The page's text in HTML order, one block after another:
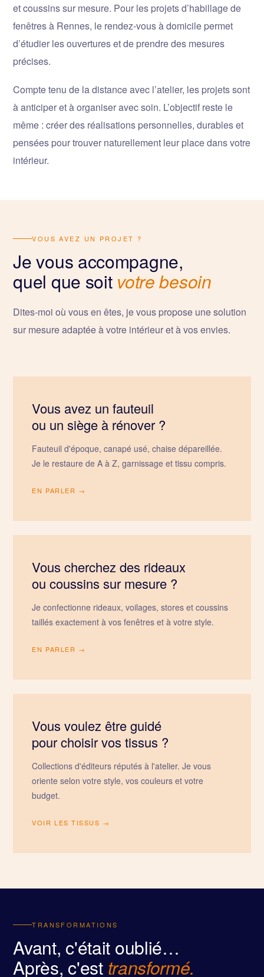
et coussins sur mesure. Pour les projets d’habillage de
fenêtres à Rennes, le rendez-vous à domicile permet
d’étudier les ouvertures et de prendre des mesures
précises.
Compte tenu de la distance avec l’atelier, les projets sont
à anticiper et à organiser avec soin. L’objectif reste le
même : créer des réalisations personnelles, durables et
pensées pour trouver naturellement leur place dans votre
intérieur.
VOUS AVEZ UN PROJET ?
Je vous accompagne,
quel que soit votre besoin
Dites-moi où vous en êtes, je vous propose une solution
sur mesure adaptée à votre intérieur et à vos envies.
Vous avez un fauteuil
ou un siège à rénover ?
Fauteuil d'époque, canapé usé, chaise dépareillée.
Je le restaure de A à Z, garnissage et tissu compris.
EN PARLER →
Vous cherchez des rideaux
ou coussins sur mesure ?
Je confectionne rideaux, voilages, stores et coussins
taillés exactement à vos fenêtres et à votre style.
EN PARLER →
Vous voulez être guidé
pour choisir vos tissus ?
Collections d'éditeurs réputés à l'atelier. Je vous
oriente selon votre style, vos couleurs et votre
budget.
VOIR LES TISSUS →
TRANSFORMATIONS
Avant, c'était oublié…
Après, c'est transformé.